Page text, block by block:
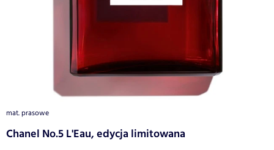
mat. prasowe
Chanel No.5 L'Eau, edycja limitowana